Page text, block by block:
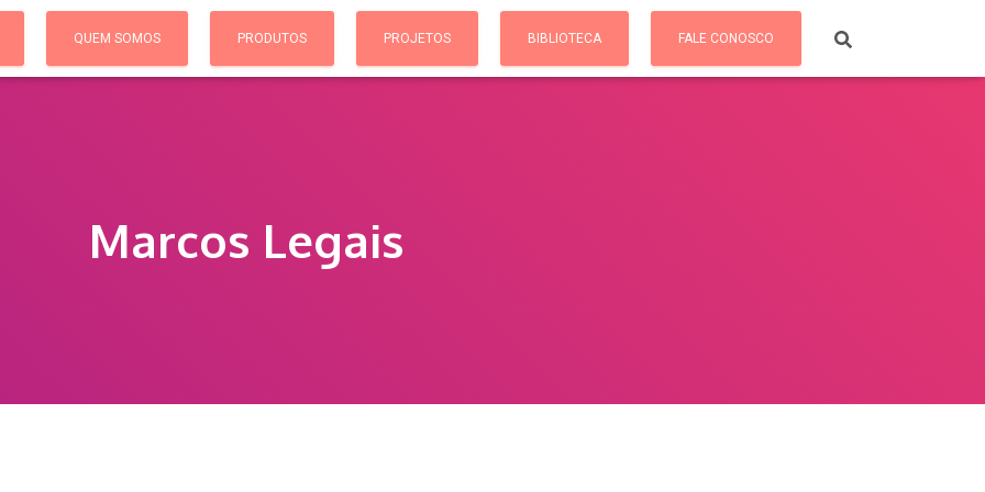
QUEM SOMOS PRODUTOS PROJETOS BIBLIOTECA FALE CONOSCO
Marcos Legais